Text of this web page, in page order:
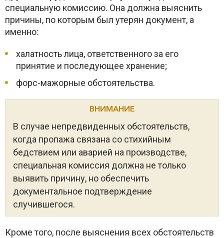
специальную комиссию. Она должна выяснить
причины, по которым был утерян документ, а
именно:
халатность лица, ответственного за его
принятие и последующее хранение;
форс-мажорные обстоятельства.
ВНИМАНИЕ
В случае непредвиденных обстоятельств,
когда пропажа связана со стихийным
бедствием или аварией на производстве,
специальная комиссия должна не только
выявить причину, но обеспечить
документальное подтверждение
случившегося.
Кроме того, после выяснения всех обстоятельств